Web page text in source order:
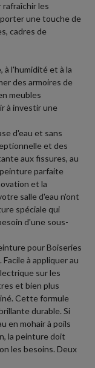
rafraîchir les
une touche de
cadres de
à l'humidité et à la
des armoires de
meubles
à investir une
d'eau et sans
et des
aux fissures, au
parfaite
et la
salle d'eau n'ont
spéciale qui
d'une sous-
pour Boiseries
à appliquer au
sur les
et bien plus
Cette formule
durable. Si
en mohair à poils
la peinture doit
les besoins. Deux